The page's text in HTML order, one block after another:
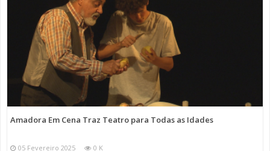
Amadora Em Cena Traz Teatro para Todas as Idades
05 Fevereiro 2025 0 K